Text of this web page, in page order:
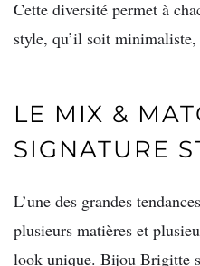
Cette diversité permet à
style, qu’il soit
LE MIX &
SIGNATURE
L’une des grandes
plusieurs matières et
look unique. Bijou Brigitte